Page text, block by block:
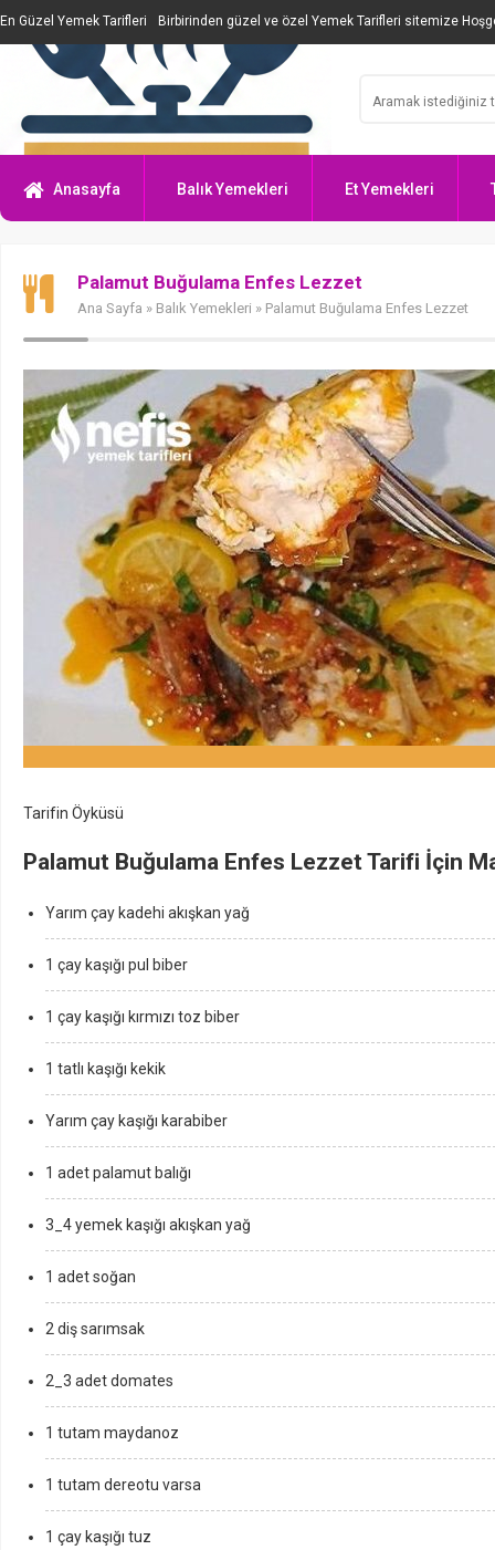
En Güzel Yemek Tarifleri Birbirinden güzel ve özel Yemek Tarifleri sitemize
Anasayfa Balık Yemekleri Et Yemekleri
Palamut Buğulama Enfes Lezzet
Ana Sayfa » Balık Yemekleri » Palamut Buğulama Enfes Lezzet
Tarifin Öyküsü
Palamut Buğulama Enfes Lezzet Tarifi İçin
Yarım çay kadehi akışkan yağ
1 çay kaşığı pul biber
1 çay kaşığı kırmızı toz biber
1 tatlı kaşığı kekik
Yarım çay kaşığı karabiber
1 adet palamut balığı
3_4 yemek kaşığı akışkan yağ
1 adet soğan
2 diş sarımsak
2_3 adet domates
1 tutam maydanoz
1 tutam dereotu varsa
1 çay kaşığı tuz